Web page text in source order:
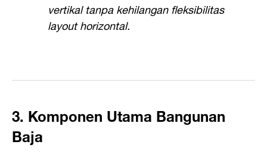
vertikal tanpa kehilangan fleksibilitas
layout horizontal.
3. Komponen Utama Bangunan
Baja